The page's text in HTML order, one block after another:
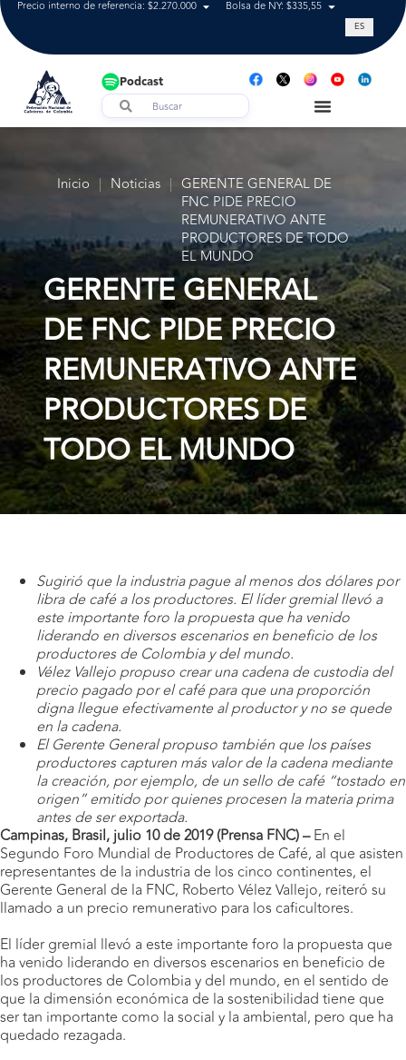
Precio interno de referencia: $2.270.000 Bolsa de NY: $335,55 Tasa de
ES
Podcast
Inicio | Noticias | GERENTE GENERAL DE
FNC PIDE PRECIO
REMUNERATIVO ANTE
PRODUCTORES DE TODO
EL MUNDO
GERENTE GENERAL
DE FNC PIDE PRECIO
REMUNERATIVO ANTE
PRODUCTORES DE
TODO EL MUNDO
Sugirió que la industria pague al menos dos dólares por
libra de café a los productores. El líder gremial llevó a
este importante foro la propuesta que ha venido
liderando en diversos escenarios en beneficio de los
productores de Colombia y del mundo.
Vélez Vallejo propuso crear una cadena de custodia del
precio pagado por el café para que una proporción
digna llegue efectivamente al productor y no se quede
en la cadena.
El Gerente General propuso también que los países
productores capturen más valor de la cadena mediante
la creación, por ejemplo, de un sello de café “tostado en
origen” emitido por quienes procesen la materia prima
antes de ser exportada.
Campinas, Brasil, julio 10 de 2019 (Prensa FNC) –En el
Segundo Foro Mundial de Productores de Café, al que asisten
representantes de la industria de los cinco continentes, el
Gerente General de la FNC, Roberto Vélez Vallejo, reiteró su
llamado a un precio remunerativo para los caficultores.
El líder gremial llevó a este importante foro la propuesta que
ha venido liderando en diversos escenarios en beneficio de
los productores de Colombia y del mundo, en el sentido de
que la dimensión económica de la sostenibilidad tiene que
ser tan importante como la social y la ambiental, pero que ha
quedado rezagada.